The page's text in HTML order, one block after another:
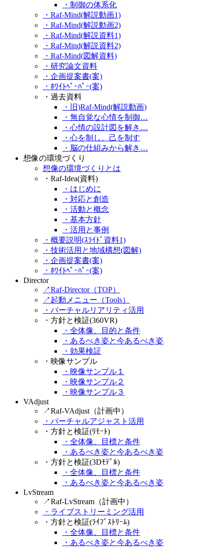
・制御の体系化
・Raf-Mind(解説動画1)
・Raf-Mind(解説動画2)
・Raf-Mind(解説資料1)
・Raf-Mind(解説資料2)
・Raf-Mind(図解資料)
・研究論文資料
・企画提案書(案)
・ﾎﾜｲﾄﾍﾟｰﾊﾟｰ(案)
・過去資料
・旧)Raf-Mind(解説動画)
・無自覚な心情を制御…
・心情の設計図を解き…
・心を制し、己を制す
・脳の仕組みから解き…
想像の環境づくり
想像の環境づくりとは
・Raf-Idea(資料)
・はじめに
・対応と創造
・活動と概念
・基本方針
・活用と事例
・概要説明(ｽﾗｲﾄﾞ資料1)
・技術活用と地域構想(図解)
・企画提案書(案)
・ﾎﾜｲﾄﾍﾟｰﾊﾟｰ(案)
Director
↗Raf-Director（TOP）
↗起動メニュー（Tools）
・バーチャルリアリティ活用
・方針と検証(360VR)
・全体像、目的と条件
・あるべき姿と今あるべき姿
・効果検証
・映像サンプル
・映像サンプル１
・映像サンプル２
・映像サンプル３
VAdjust
↗Raf-VAdjust（計画中）
・バーチャルアジャスト活用
・方針と検証(ﾘﾓｰﾄ)
・全体像、目標と条件
・あるべき姿と今あるべき姿
・方針と検証(3Dﾓﾃﾞﾙ)
・全体像、目標と条件
・あるべき姿と今あるべき姿
LvStream
↗Raf-LvStream（計画中）
・ライブストリーミング活用
・方針と検証(ﾗｲﾌﾞｽﾄﾘｰﾑ)
・全体像、目標と条件
・あるべき姿と今あるべき姿